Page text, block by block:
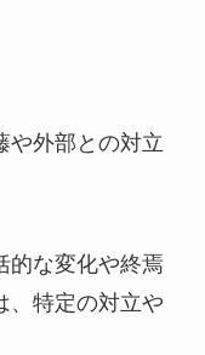
や外部との対立
的な変化や終焉
、特定の対立や